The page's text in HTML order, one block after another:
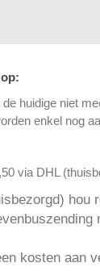
huidige niet
enkel nog
via DHL
hou
kosten aan